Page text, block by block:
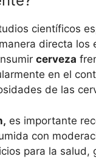
científicos
directa los
cerveza
en el
de las
es importante
con
para la salud,